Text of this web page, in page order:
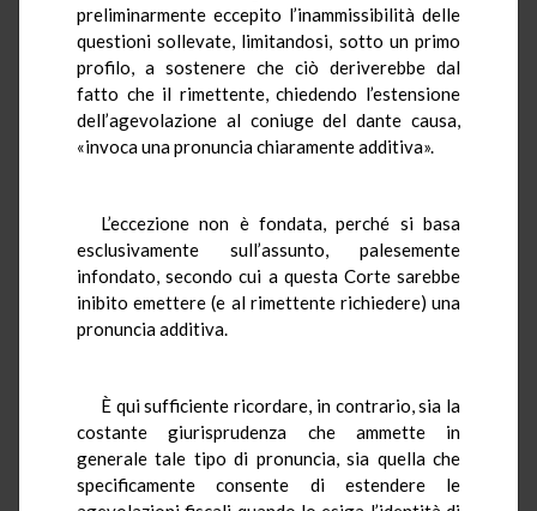
preliminarmente eccepito l’inammissibilità delle
questioni sollevate, limitandosi, sotto un primo
profilo, a sostenere che ciò deriverebbe dal
fatto che il rimettente, chiedendo l’estensione
dell’agevolazione al coniuge del dante causa,
«invoca una pronuncia chiaramente additiva».
L’eccezione non è fondata, perché si basa
esclusivamente sull’assunto, palesemente
infondato, secondo cui a questa Corte sarebbe
inibito emettere (e al rimettente richiedere) una
pronuncia additiva.
È qui sufficiente ricordare, in contrario, sia la
costante giurisprudenza che ammette in
generale tale tipo di pronuncia, sia quella che
specificamente consente di estendere le